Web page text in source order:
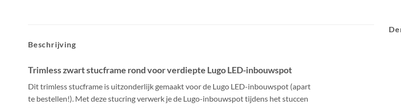
Beschrijving
Trimless zwart stucframe rond voor verdiepte Lugo LED-inbouwspot
Dit trimless stucframe is uitzonderlijk gemaakt voor de Lugo LED-inbouwspot (apart
te bestellen!). Met deze stucring verwerk je de Lugo-inbouwspot tijdens het stuccen